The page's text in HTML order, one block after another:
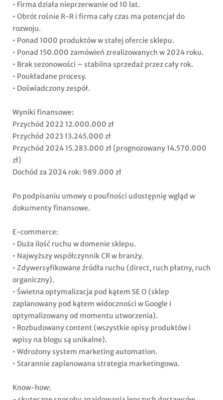
• Firma działa nieprzerwanie od 10 lat.
• Obrót rośnie R-R i firma cały czas ma potencjał do
rozwoju.
• Ponad 1000 produktów w stałej ofercie sklepu.
• Ponad 150.000 zamówień zrealizowanych w 2024 roku.
• Brak sezonowości – stabilna sprzedaż przez cały rok.
• Poukładane procesy.
• Doświadczony zespół.
Wyniki finansowe:
Przychód 2022 12.000.000 zł
Przychód 2023 13.245.000 zł
Przychód 2024 15.283.000 zł (prognozowany 14.570.000
zł)
Dochód za 2024 rok: 989.000 zł
Po podpisaniu umowy o poufności udostępnię wgląd w
dokumenty finansowe.
E-commerce:
• Duża ilość ruchu w domenie sklepu.
• Najwyższy współczynnik CR w branży.
• Zdywersyfikowane źródła ruchu (direct, ruch płatny, ruch
organiczny).
• Świetna optymalizacja pod kątem SE O (sklep
zaplanowany pod kątem widoczności w Google i
optymalizowany od momentu utworzenia).
• Rozbudowany content (wszystkie opisy produktów i
wpisy na blogu są unikalne).
• Wdrożony system marketing automation.
• Starannie zaplanowana strategia marketingowa.
Know-how: